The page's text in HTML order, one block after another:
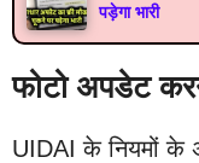
पड़ेगा भारी
फोटो अपडेट
UIDAI के नियमों के